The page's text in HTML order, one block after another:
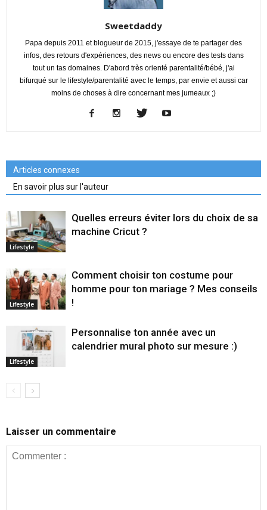
Sweetdaddy
Papa depuis 2011 et blogueur de 2015, j'essaye de te partager des
infos, des retours d'expériences, des news ou encore des tests dans
tout un tas domaines. D'abord très orienté parentalité/bébé, j'ai
bifurqué sur le lifestyle/parentalité avec le temps, par envie et aussi car
moins de choses à dire concernant mes jumeaux ;)
Articles connexes
En savoir plus sur l'auteur
Lifestyle
Quelles erreurs éviter lors du choix de sa
machine Cricut ?
Lifestyle
Comment choisir ton costume pour
homme pour ton mariage ? Mes conseils
!
Lifestyle
Personnalise ton année avec un
calendrier mural photo sur mesure :)
Laisser un commentaire